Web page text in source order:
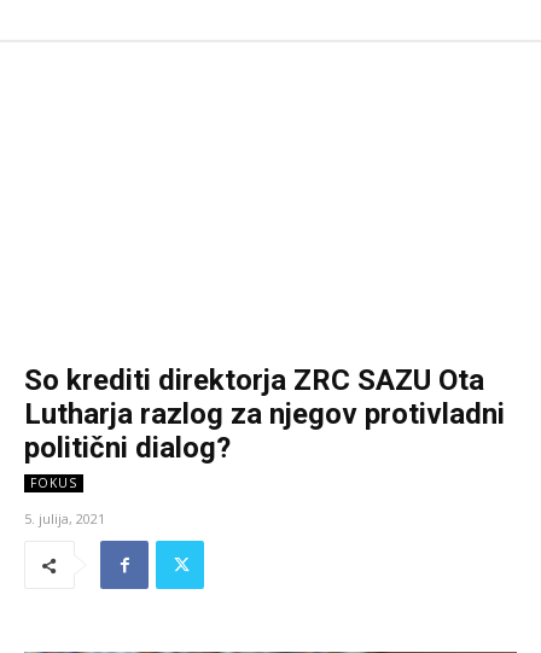
So krediti direktorja ZRC SAZU Ota
Lutharja razlog za njegov protivladni
politični dialog?
FOKUS
5. julija, 2021